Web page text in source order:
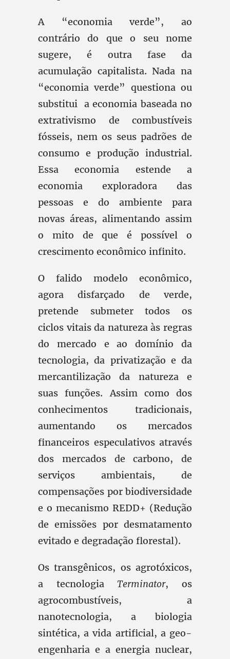
A “economia verde”, ao
contrário do que o seu nome
sugere, é outra fase da
acumulação capitalista. Nada na
“economia verde” questiona ou
substitui a economia baseada no
extrativismo de combustíveis
fósseis, nem os seus padrões de
consumo e produção industrial.
Essa economia estende a
economia exploradora das
pessoas e do ambiente para
novas áreas, alimentando assim
o mito de que é possível o
crescimento econômico infinito.
O falido modelo econômico,
agora disfarçado de verde,
pretende submeter todos os
ciclos vitais da natureza às regras
do mercado e ao domínio da
tecnologia, da privatização e da
mercantilização da natureza e
suas funções. Assim como dos
conhecimentos tradicionais,
aumentando os mercados
financeiros especulativos através
dos mercados de carbono, de
serviços ambientais, de
compensações por biodiversidade
e o mecanismo REDD+ (Redução
de emissões por desmatamento
evitado e degradação florestal).
Os transgênicos, os agrotóxicos,
a tecnologiaTerminator, os
agrocombustíveis, a
nanotecnologia, a biologia
sintética, a vida artificial, a geo-
engenharia e a energia nuclear,